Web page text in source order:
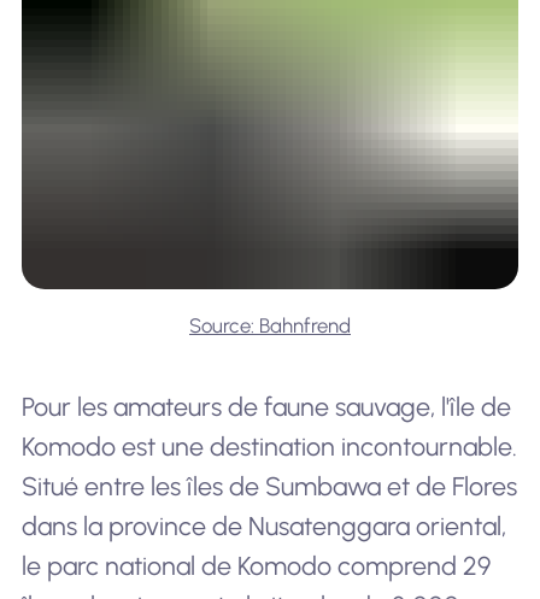
Source: Bahnfrend
Pour les amateurs de faune sauvage, l'île de
Komodo est une destination incontournable.
Situé entre les îles de Sumbawa et de Flores
dans la province de Nusatenggara oriental,
le parc national de Komodo comprend 29